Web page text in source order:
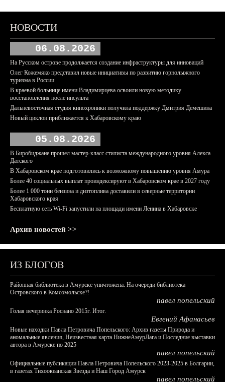
НОВОСТИ
06.08.2026
На Русском острове продолжается создание инфраструктуры для инноваций
Олег Кожемяко представил новые инициативы по развитию горнолыжного
туризма в России
В краевой больнице имени Владимирцева освоили новую методику
восстановления после инсульта
Дальневосточная студия кинохроники получила поддержку Дмитрия Демешина
Новый циклон приближается к Хабаровскому краю
05.08.2026
В Биробиджане прошел мастер-класс стилиста международного уровня Алекса
Датского
В Хабаровском крае подготовились к возможному повышению уровня Амура
Более 40 социальных выплат проиндексируют в Хабаровском крае в 2027 году
Более 1 000 тонн бензина и дизтоплива доставили в северные территории
Хабаровского края
Бесплатную сеть Wi-Fi запустили на площади имени Ленина в Хабаровске
Архив новостей >>
ИЗ БЛОГОВ
Районная библиотека в Амурске уничтожена. На очереди библиотека
Островского в Комсомольске?!
павел попельский
Голая вечеринка Роснано 2015г. Итог.
Евгений Афанасьев
Новые находки Павла Петровича Попельского: Архив газеты Природа и
аномальные явления, Неизвестная карта НижнеАмурЛага и Последние выставки
автора в Амурске по 2025
павел попельский
Официальные публикации Павла Петровича Попельского 2023-2025 в Болгарии,
в газетах Тихоокеанская Звезда и Наш Город Амурск
павел попельский